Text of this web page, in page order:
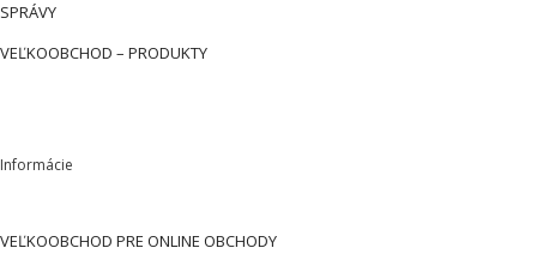
SPRÁVY
VEĽKOOBCHOD – PRODUKTY
Informácie
VEĽKOOBCHOD PRE ONLINE OBCHODY